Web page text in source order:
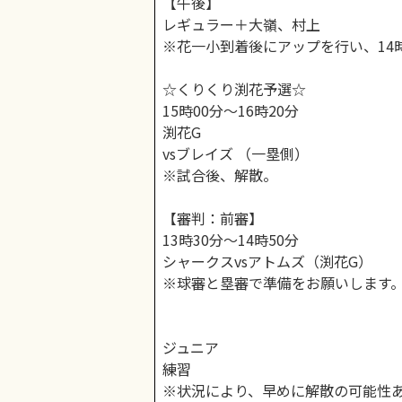
レギュラー＋大嶺、村上
※花一小到着後にアップを行い、14
☆くりくり渕花予選☆
15時00分〜16時20分
渕花G
vsブレイズ （一塁側）
※試合後、解散。
【審判：前審】
13時30分〜14時50分
シャークスvsアトムズ（渕花G）
※球審と塁審で準備をお願いします。
ジュニア
練習
※状況により、早めに解散の可能性あ